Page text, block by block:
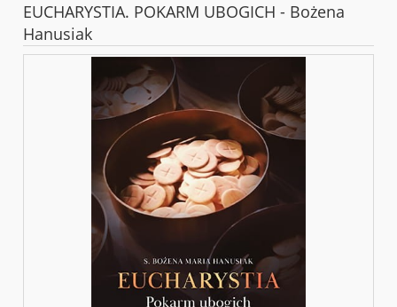
EUCHARYSTIA. POKARM UBOGICH - Bożena
Hanusiak